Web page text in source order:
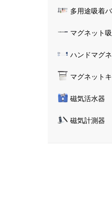
多用途吸着
マグネット
ハンドマグ
マグネット
磁気活水器
磁気計測器